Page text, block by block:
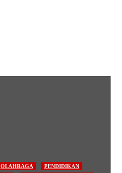
OLAHRAGA
PENDIDIKAN